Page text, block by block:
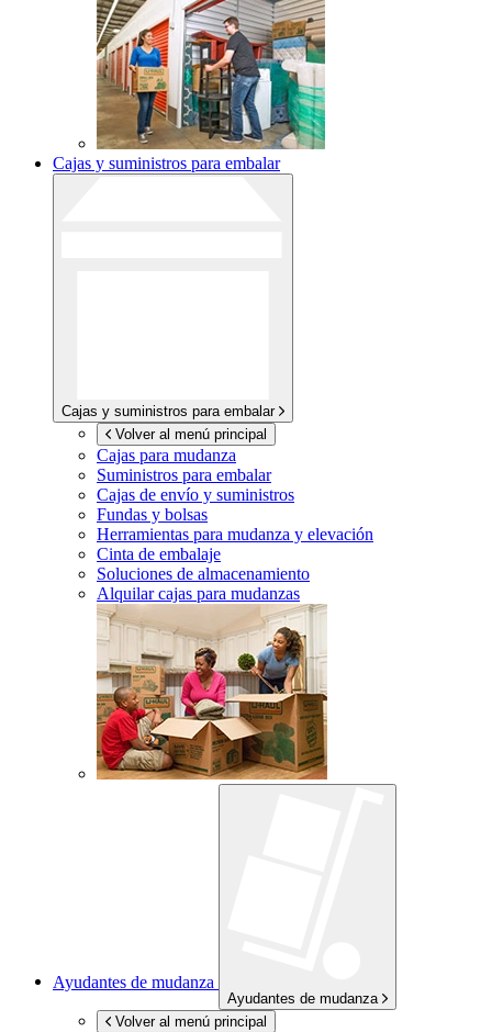
Cajas y suministros para embalar
Cajas y suministros para embalar
Volver al menú principal
Cajas para mudanza
Suministros para embalar
Cajas de envío y suministros
Fundas y bolsas
Herramientas para mudanza y elevación
Cinta de embalaje
Soluciones de almacenamiento
Alquilar cajas para mudanzas
Ayudantes de mudanza
Ayudantes de mudanza
Volver al menú principal